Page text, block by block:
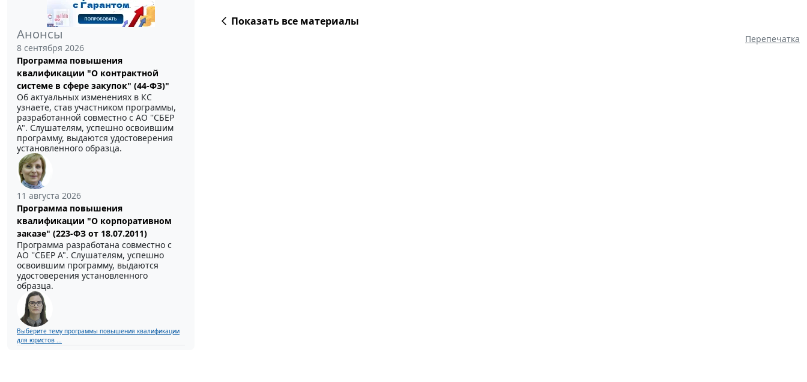
Анонсы
8 сентября 2026
Программа повышения
квалификации "О контрактной
системе в сфере закупок" (44-ФЗ)"
Об актуальных изменениях в КС
узнаете, став участником программы,
разработанной совместно с АО ''СБЕР
А". Слушателям, успешно освоившим
программу, выдаются удостоверения
установленного образца.
11 августа 2026
Программа повышения
квалификации "О корпоративном
заказе" (223-ФЗ от 18.07.2011)
Программа разработана совместно с
АО ''СБЕР А". Слушателям, успешно
освоившим программу, выдаются
удостоверения установленного
образца.
Выберите тему программы повышения квалификации
для юристов ...
Показать все материалы
Перепечатка